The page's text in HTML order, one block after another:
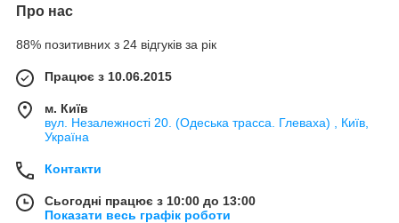
Про нас
88% позитивних з 24 відгуків за рік
Працює з 10.06.2015
м. Київ
вул. Незалежності 20. (Одеська трасса. Глеваха) , Київ,
Україна
Контакти
Сьогодні працює з 10:00 до 13:00
Показати весь графік роботи